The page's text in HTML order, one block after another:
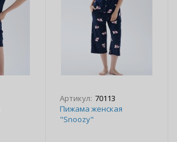
Артикул: 70113
Пижама женская
"Snoozy"